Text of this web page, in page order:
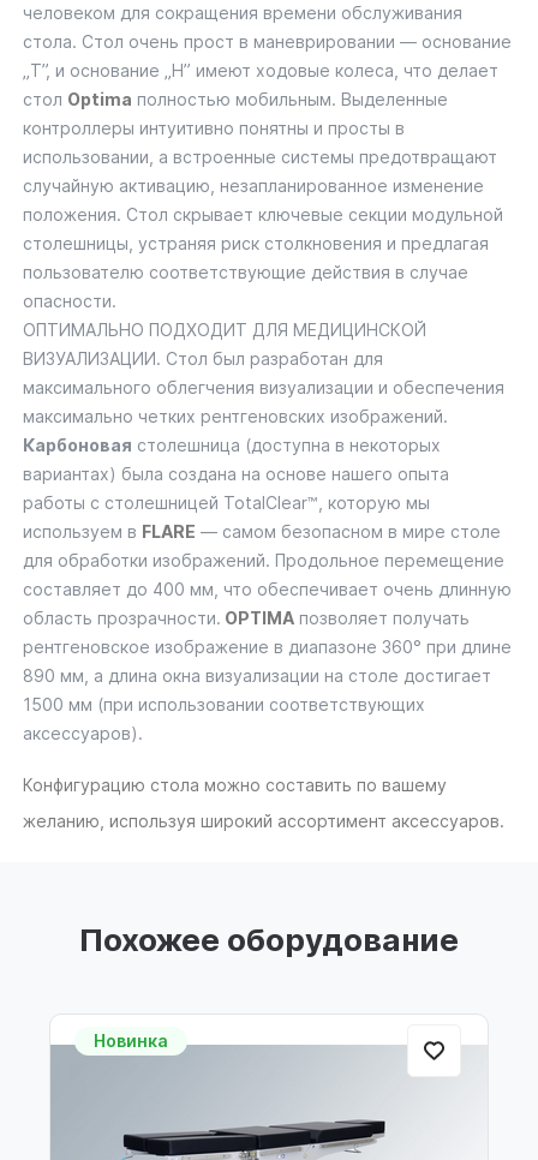
человеком для сокращения времени обслуживания
стола. Стол очень прост в маневрировании — основание
„T”, и основание „H” имеют ходовые колеса, что делает
стол Optima полностью мобильным. Выделенные
контроллеры интуитивно понятны и просты в
использовании, а встроенные системы предотвращают
случайную активацию, незапланированное изменение
положения. Стол скрывает ключевые секции модульной
столешницы, устраняя риск столкновения и предлагая
пользователю соответствующие действия в случае
опасности.
ОПТИМАЛЬНО ПОДХОДИТ ДЛЯ МЕДИЦИНСКОЙ
ВИЗУАЛИЗАЦИИ. Стол был разработан для
максимального облегчения визуализации и обеспечения
максимально четких рентгеновских изображений.
Карбоновая столешница (доступна в некоторых
вариантах) была создана на основе нашего опыта
работы с столешницей TotalClear™, которую мы
используем в FLARE — самом безопасном в мире столе
для обработки изображений. Продольное перемещение
составляет до 400 мм, что обеспечивает очень длинную
область прозрачности. OPTIMAпозволяет получать
рентгеновское изображение в диапазоне 360° при длине
890 мм, а длина окна визуализации на столе достигает
1500 мм (при использовании соответствующих
аксессуаров).
Конфигурацию стола можно составить по вашему
желанию, используя широкий ассортимент аксессуаров.
Похожее оборудование
Новинка